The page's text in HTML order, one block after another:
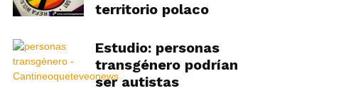
territorio polaco
Estudio: personas
transgénero podrían
ser autistas